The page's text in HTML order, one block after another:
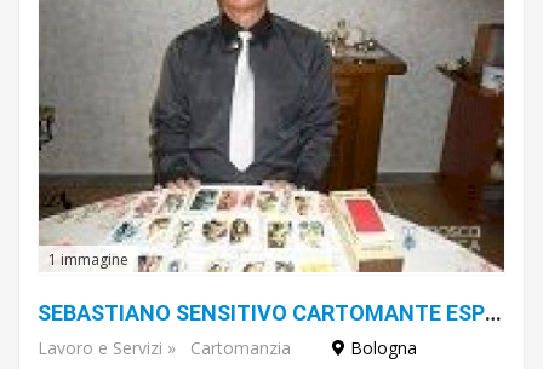
1 immagine
SEBASTIANO SENSITIVO CARTOMANTE ESPERTO RITUALISTA TI RIDONA IL TUO AMORE
Lavoro e Servizi » Cartomanzia
Bologna